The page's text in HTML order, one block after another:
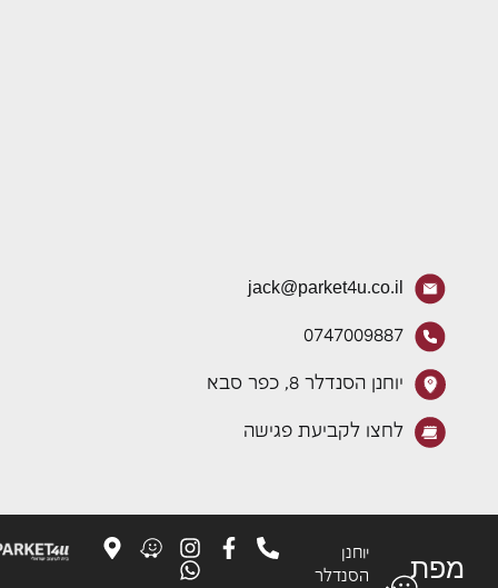
jack@parket4u.co.il
0747009887
יוחנן הסנדלר 8, כפר סבא
לחצו לקביעת פגישה
הסנדלר